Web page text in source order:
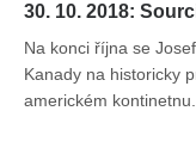
30. 10. 2018:
Na konci října se
Kanady na historicky
americkém